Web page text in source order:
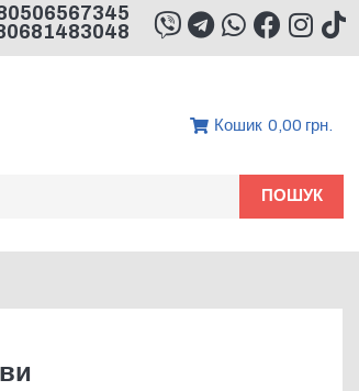
Кошик 0,00 грн.
ПОШУК